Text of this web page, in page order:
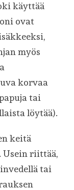
käyttää
ovat
myös
korvaa
tai
löytää).
keitä
riittää,
tai